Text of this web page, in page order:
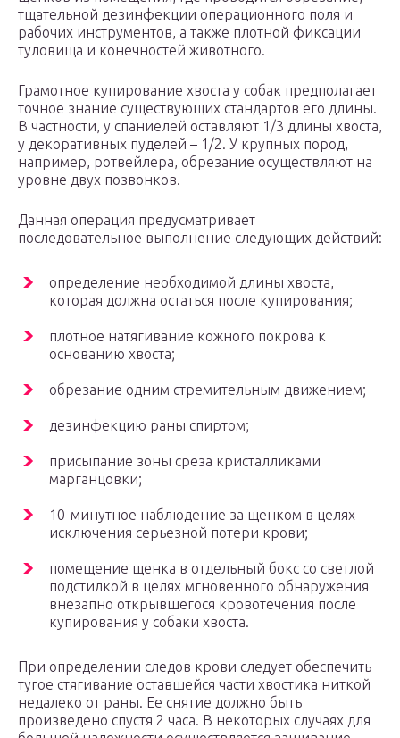
тщательной дезинфекции операционного поля и
рабочих инструментов, а также плотной фиксации
туловища и конечностей животного.
Грамотное купирование хвоста у собак предполагает
точное знание существующих стандартов его длины.
В частности, у спаниелей оставляют 1/3 длины хвоста,
у декоративных пуделей – 1/2. У крупных пород,
например, ротвейлера, обрезание осуществляют на
уровне двух позвонков.
Данная операция предусматривает
последовательное выполнение следующих действий:
определение необходимой длины хвоста,
которая должна остаться после купирования;
плотное натягивание кожного покрова к
основанию хвоста;
обрезание одним стремительным движением;
дезинфекцию раны спиртом;
присыпание зоны среза кристалликами
марганцовки;
10-минутное наблюдение за щенком в целях
исключения серьезной потери крови;
помещение щенка в отдельный бокс со светлой
подстилкой в целях мгновенного обнаружения
внезапно открывшегося кровотечения после
купирования у собаки хвоста.
При определении следов крови следует обеспечить
тугое стягивание оставшейся части хвостика ниткой
недалеко от раны. Ее снятие должно быть
произведено спустя 2 часа. В некоторых случаях для